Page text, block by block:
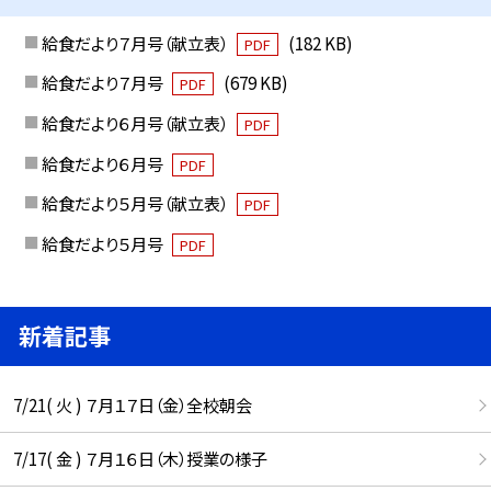
給食だより７月号（献立表） PDF
(182 KB)
給食だより７月号
PDF
(679 KB)
給食だより６月号（献立表）
PDF
給食だより６月号 PDF
給食だより５月号（献立表） PDF
給食だより５月号 PDF
新着記事
7/21( 火 ) ７月１７日（金）全校朝会
7/17( 金 ) ７月１６日（木）授業の様子